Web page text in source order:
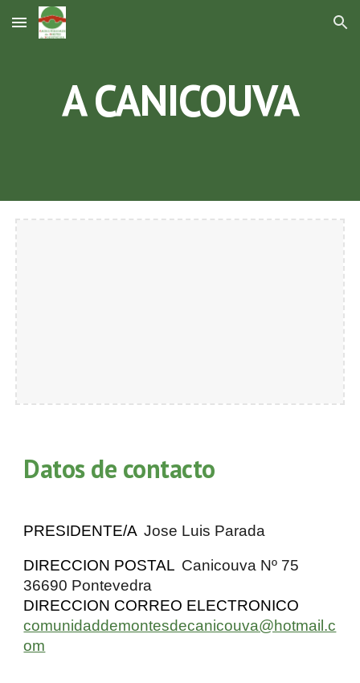
Skip to main content Skip to navigation
A CANICOUVA
Datos de contacto
PRESIDENTE/A Jose Luis Parada
DIRECCION POSTAL Canicouva Nº 75
36690 Pontevedra
DIRECCION CORREO ELECTRONICO
comunidaddemontesdecanicouva@hotmail.c
om